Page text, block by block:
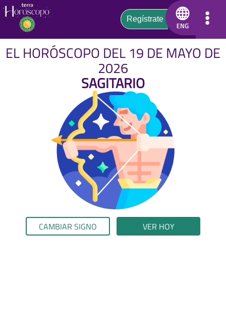
EL HORÓSCOPO DEL 19 DE MAYO DE
2026
SAGITARIO
CAMBIAR SIGNO VER HOY